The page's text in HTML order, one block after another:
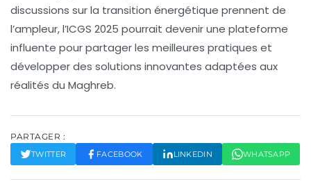
discussions sur la transition énergétique prennent de
l’ampleur, l’ICGS 2025 pourrait devenir une plateforme
influente pour partager les meilleures pratiques et
développer des solutions innovantes adaptées aux
réalités du Maghreb.
PARTAGER :
TWITTER FACEBOOK LINKEDIN WHATSAPP